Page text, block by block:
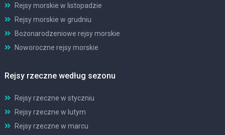
Rejsy morskie w listopadzie
Rejsy morskie w grudniu
Bożonarodzeniowe rejsy morskie
Noworoczne rejsy morskie
Rejsy rzeczne według sezonu
Rejsy rzeczne w styczniu
Rejsy rzeczne w lutym
Rejsy rzeczne w marcu